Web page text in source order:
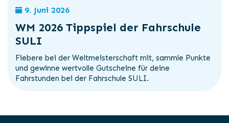
9. Juni 2026
WM 2026 Tippspiel der Fahrschule
SULI
Fiebere bei der Weltmeisterschaft mit, sammle Punkte
und gewinne wertvolle Gutscheine für deine
Fahrstunden bei der Fahrschule SULI.